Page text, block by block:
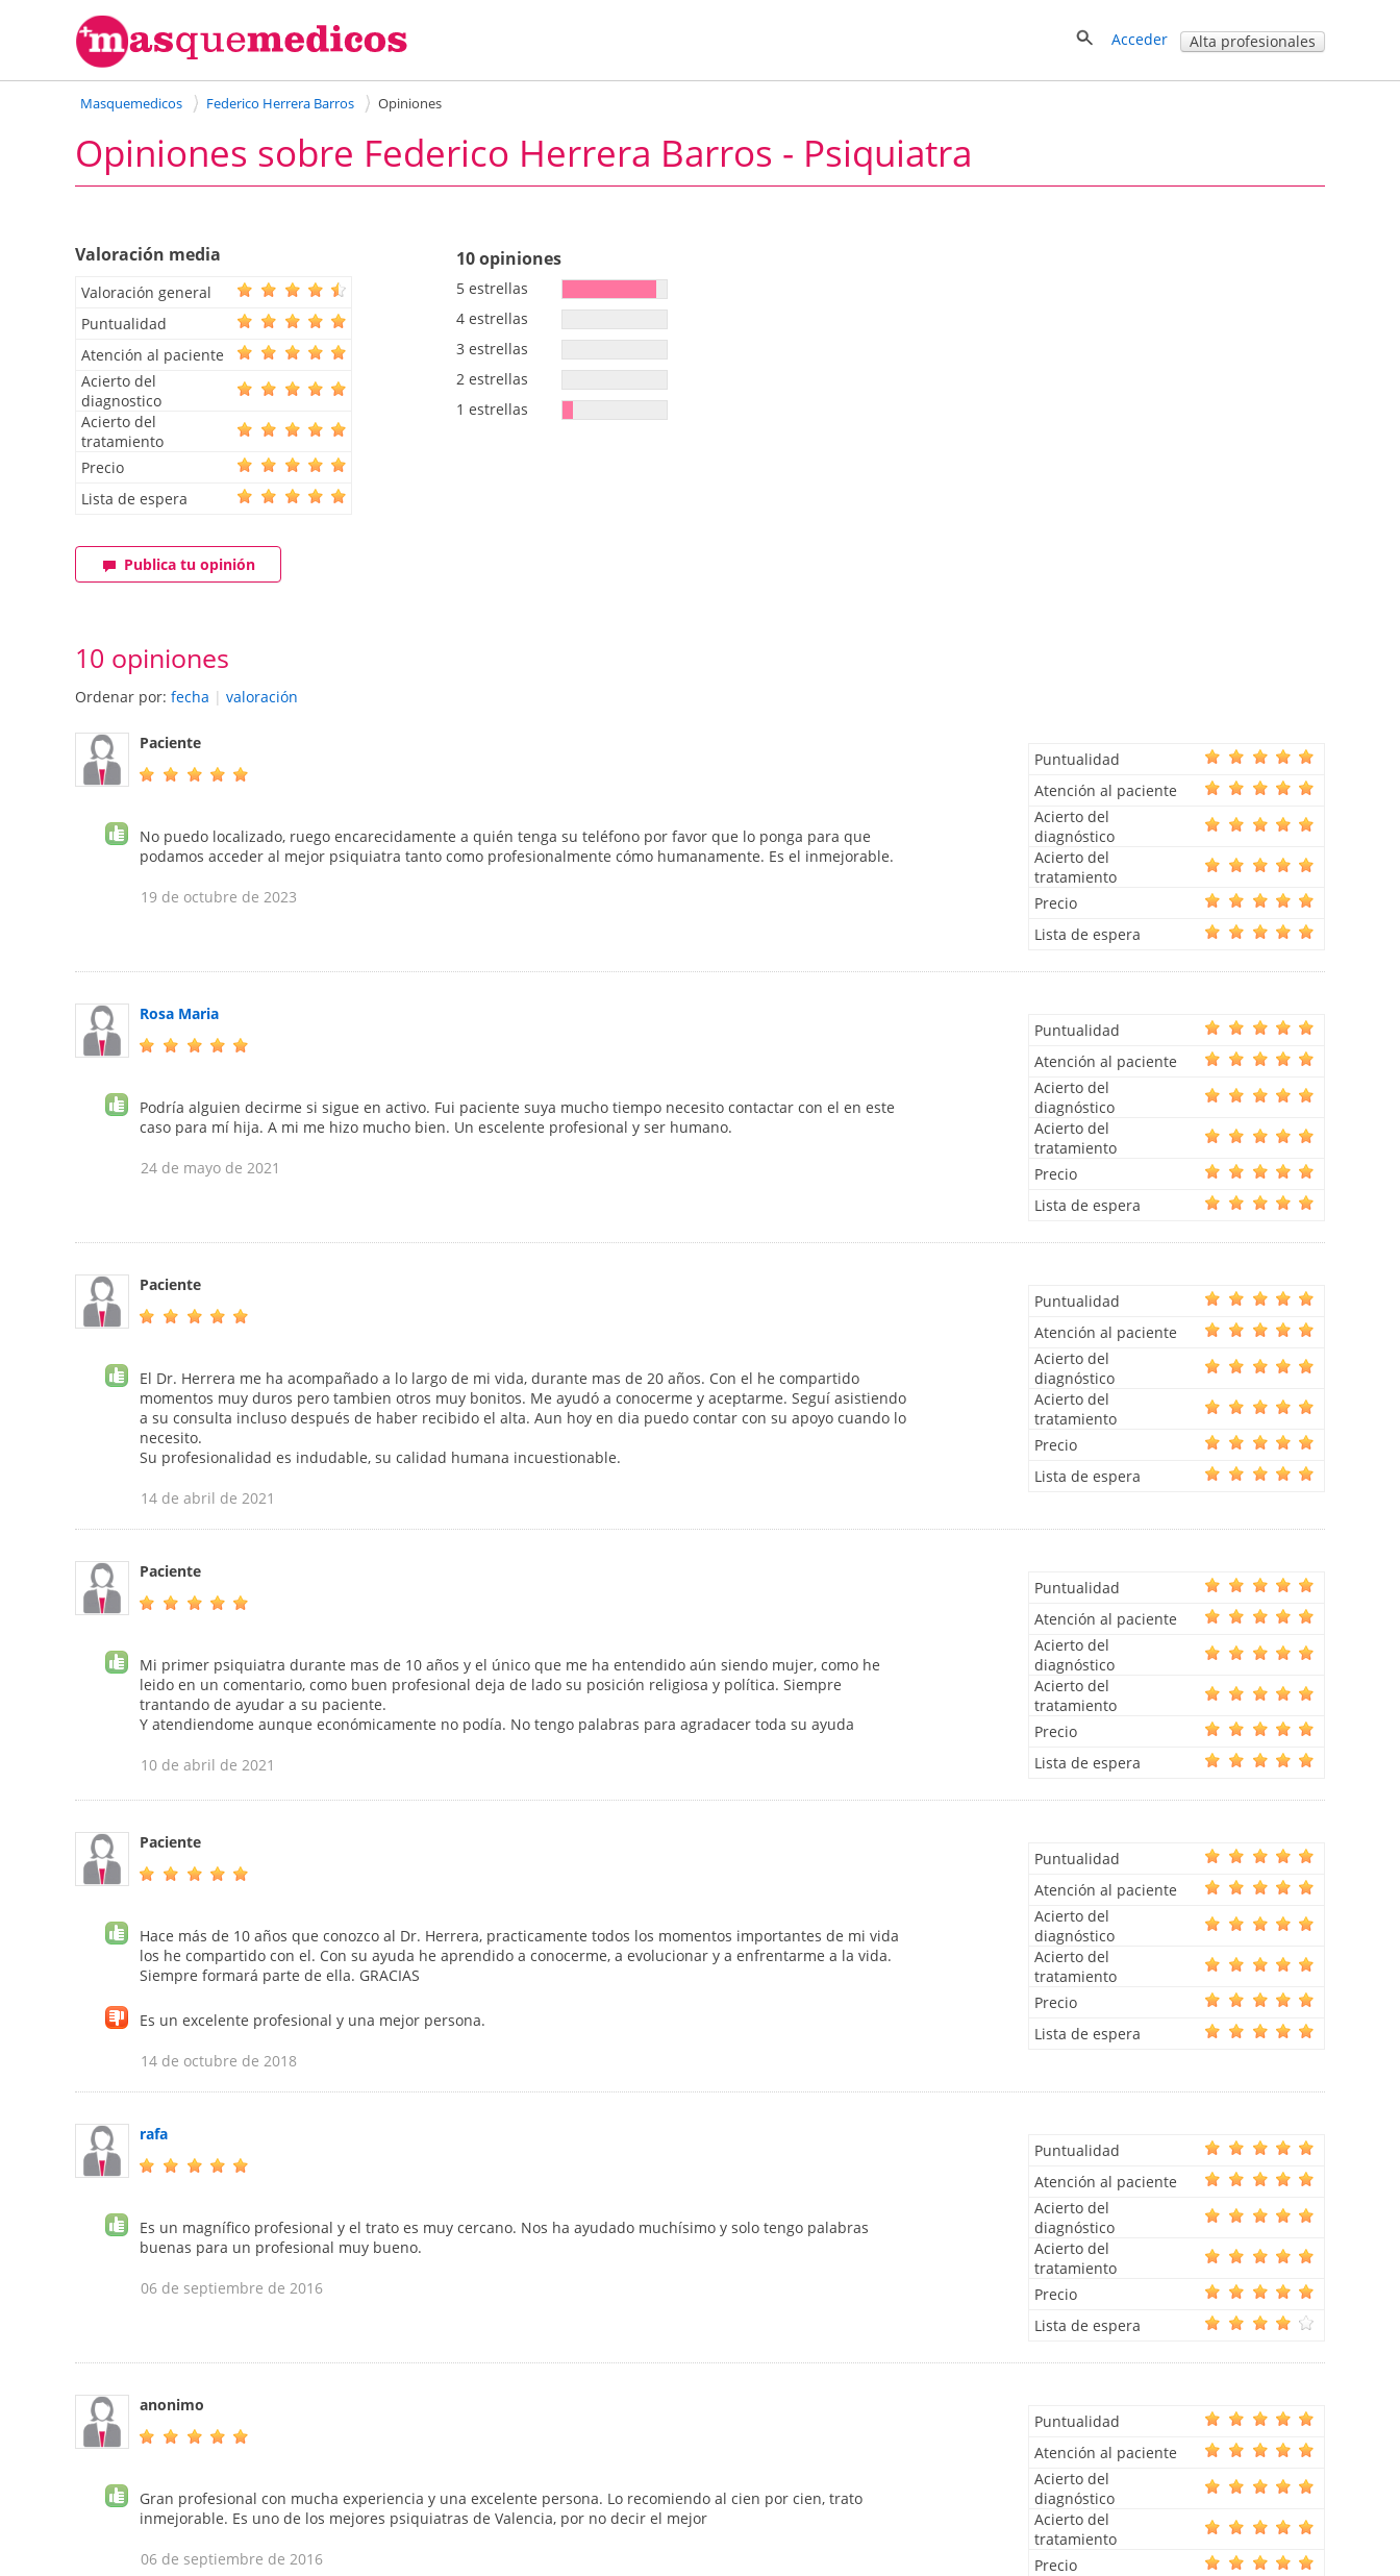
Acceder Alta profesionales
Masquemedicos Federico Herrera Barros Opiniones
Opiniones sobre Federico Herrera Barros - Psiquiatra
Valoración media
Valoración general
Puntualidad
Atención al paciente
Acierto del
diagnostico
Acierto del
tratamiento
Precio
Lista de espera
10 opiniones
5 estrellas
4 estrellas
3 estrellas
2 estrellas
1 estrellas
Publica tu opinión
10 opiniones
Ordenar por: fecha | valoración
Paciente
No puedo localizado, ruego encarecidamente a quién tenga su teléfono por favor que lo ponga para que
podamos acceder al mejor psiquiatra tanto como profesionalmente cómo humanamente. Es el inmejorable.
19 de octubre de 2023
Puntualidad
Atención al paciente
Acierto del
diagnóstico
Acierto del
tratamiento
Precio
Lista de espera
Rosa Maria
Podría alguien decirme si sigue en activo. Fui paciente suya mucho tiempo necesito contactar con el en este
caso para mí hija. A mi me hizo mucho bien. Un escelente profesional y ser humano.
24 de mayo de 2021
Puntualidad
Atención al paciente
Acierto del
diagnóstico
Acierto del
tratamiento
Precio
Lista de espera
Paciente
El Dr. Herrera me ha acompañado a lo largo de mi vida, durante mas de 20 años. Con el he compartido
momentos muy duros pero tambien otros muy bonitos. Me ayudó a conocerme y aceptarme. Seguí asistiendo
a su consulta incluso después de haber recibido el alta. Aun hoy en dia puedo contar con su apoyo cuando lo
necesito.
Su profesionalidad es indudable, su calidad humana incuestionable.
14 de abril de 2021
Puntualidad
Atención al paciente
Acierto del
diagnóstico
Acierto del
tratamiento
Precio
Lista de espera
Paciente
Mi primer psiquiatra durante mas de 10 años y el único que me ha entendido aún siendo mujer, como he
leido en un comentario, como buen profesional deja de lado su posición religiosa y política. Siempre
trantando de ayudar a su paciente.
Y atendiendome aunque económicamente no podía. No tengo palabras para agradacer toda su ayuda
10 de abril de 2021
Puntualidad
Atención al paciente
Acierto del
diagnóstico
Acierto del
tratamiento
Precio
Lista de espera
Paciente
Hace más de 10 años que conozco al Dr. Herrera, practicamente todos los momentos importantes de mi vida
los he compartido con el. Con su ayuda he aprendido a conocerme, a evolucionar y a enfrentarme a la vida.
Siempre formará parte de ella. GRACIAS
Es un excelente profesional y una mejor persona.
14 de octubre de 2018
Puntualidad
Atención al paciente
Acierto del
diagnóstico
Acierto del
tratamiento
Precio
Lista de espera
rafa
Es un magnífico profesional y el trato es muy cercano. Nos ha ayudado muchísimo y solo tengo palabras
buenas para un profesional muy bueno.
06 de septiembre de 2016
Puntualidad
Atención al paciente
Acierto del
diagnóstico
Acierto del
tratamiento
Precio
Lista de espera
anonimo
Gran profesional con mucha experiencia y una excelente persona. Lo recomiendo al cien por cien, trato
inmejorable. Es uno de los mejores psiquiatras de Valencia, por no decir el mejor
06 de septiembre de 2016
Puntualidad
Atención al paciente
Acierto del
diagnóstico
Acierto del
tratamiento
Precio